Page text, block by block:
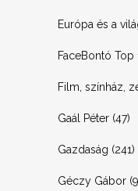
Európa és a
FaceBontó Top
Film, színház,
Gaál Péter (47)
Gazdaság (241)
Géczy Gábor